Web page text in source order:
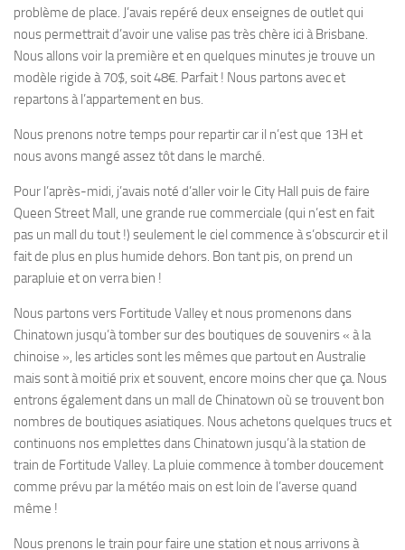
problème de place. J’avais repéré deux enseignes de outlet qui
nous permettrait d’avoir une valise pas très chère ici à Brisbane.
Nous allons voir la première et en quelques minutes je trouve un
modèle rigide à 70$, soit 48€. Parfait ! Nous partons avec et
repartons à l’appartement en bus.
Nous prenons notre temps pour repartir car il n’est que 13H et
nous avons mangé assez tôt dans le marché.
Pour l’après-midi, j’avais noté d’aller voir le City Hall puis de faire
Queen Street Mall, une grande rue commerciale (qui n’est en fait
pas un mall du tout !) seulement le ciel commence à s’obscurcir et il
fait de plus en plus humide dehors. Bon tant pis, on prend un
parapluie et on verra bien !
Nous partons vers Fortitude Valley et nous promenons dans
Chinatown jusqu’à tomber sur des boutiques de souvenirs « à la
chinoise », les articles sont les mêmes que partout en Australie
mais sont à moitié prix et souvent, encore moins cher que ça. Nous
entrons également dans un mall de Chinatown où se trouvent bon
nombres de boutiques asiatiques. Nous achetons quelques trucs et
continuons nos emplettes dans Chinatown jusqu’à la station de
train de Fortitude Valley. La pluie commence à tomber doucement
comme prévu par la météo mais on est loin de l’averse quand
même !
Nous prenons le train pour faire une station et nous arrivons à